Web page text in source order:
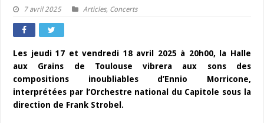
7 avril 2025 Articles, Concerts
Les jeudi 17 et vendredi 18 avril 2025 à 20h00, la Halle
aux Grains de Toulouse vibrera aux sons des
compositions inoubliables d’Ennio Morricone,
interprétées par l’Orchestre national du Capitole sous la
direction de Frank Strobel.